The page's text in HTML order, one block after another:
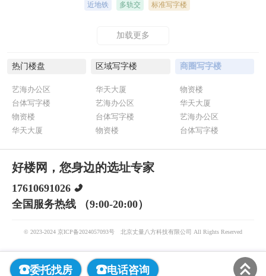
近地铁
多轨交 标准写字楼
加载更多
热门楼盘 区域写字楼 商圈写字楼
艺海办公区 华天大厦
物资楼
台体写字楼
艺海办公区
华天大厦
物资楼
台体写字楼
艺海办公区
华天大厦
物资楼 台体写字楼
好楼网，您身边的选址专家
17610691026
全国服务热线 （9:00-20:00）
© 2023-2024 京ICP备2024057093号 北京丈量八方科技有限公司 All Rights Reserved
委托找房 电话咨询